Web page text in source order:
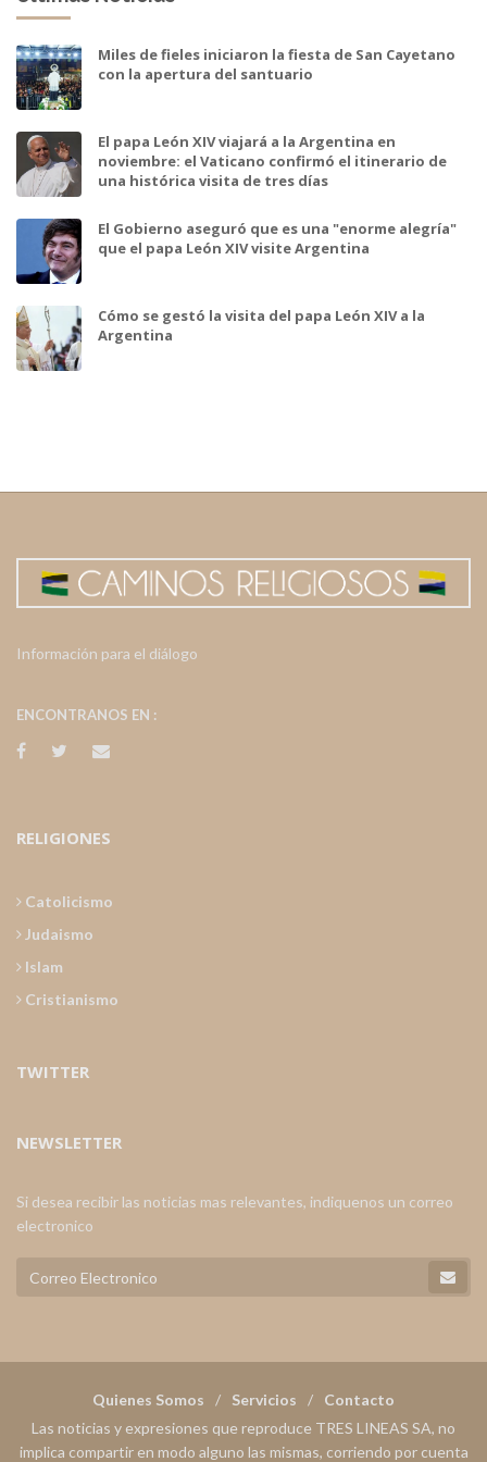
Miles de fieles iniciaron la fiesta de San Cayetano
con la apertura del santuario
El papa León XIV viajará a la Argentina en
noviembre: el Vaticano confirmó el itinerario de
una histórica visita de tres días
El Gobierno aseguró que es una "enorme alegría"
que el papa León XIV visite Argentina
Cómo se gestó la visita del papa León XIV a la
Argentina
Información para el diálogo
ENCONTRANOS EN :
RELIGIONES
Catolicismo
Judaismo
Islam
Cristianismo
TWITTER
NEWSLETTER
Si desea recibir las noticias mas relevantes, indiquenos un correo
electronico
Quienes Somos Servicios
Contacto
Las noticias y expresiones que reproduce TRES LINEAS SA, no
implica compartir en modo alguno las mismas, corriendo por cuenta